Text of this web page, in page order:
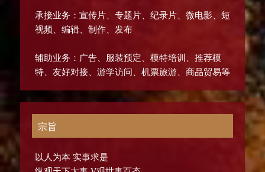
承接业务：宣传片、专题片、纪录片、微电影、短
视频、编辑、制作、发布
辅助业务：广告、服装预定、模特培训、推荐模
特、友好对接、游学访问、机票旅游、商品贸易等
宗旨
以人为本 实事求是